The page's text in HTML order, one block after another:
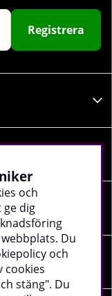
Registrera
och
dig
Du
och
cookies
stäng". Du